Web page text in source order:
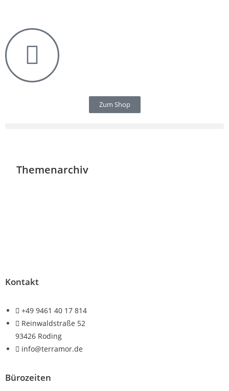
Zum Shop
Themenarchiv
Kontakt
+49 9461 40 17 814
Reinwaldstraße 52
93426 Roding
info@terramor.de
Bürozeiten